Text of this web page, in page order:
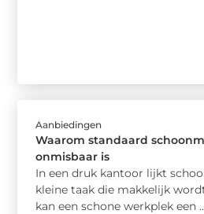
Aanbiedingen
Waarom standaard
onmisbaar is
In een druk kantoor lijkt
kleine taak die makkelijk
kan een schone werkplek een